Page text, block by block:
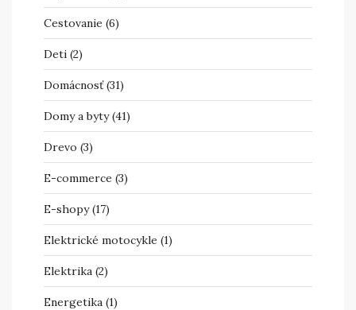
Cestovanie (6)
Deti (2)
Domácnosť(31)
Domy a byty(41)
Drevo (3)
E-commerce (3)
E-shopy(17)
Elektrické motocykle (1)
Elektrika (2)
Energetika (1)